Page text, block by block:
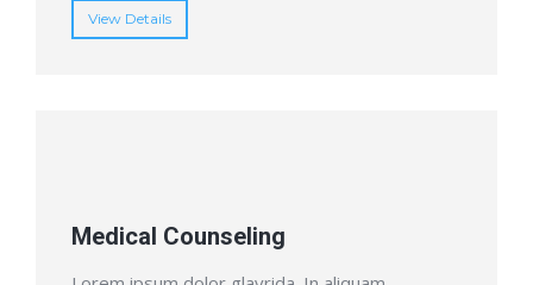
View Details
Medical Counseling